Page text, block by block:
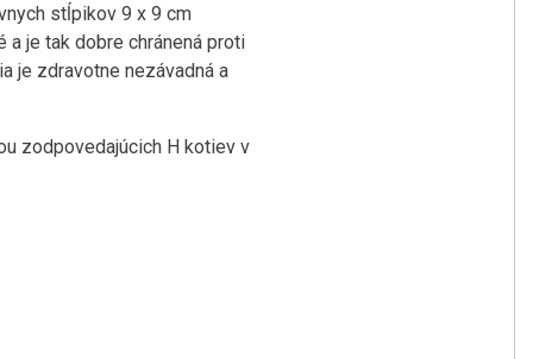
stĺpikov 9 x 9 cm
je tak dobre chránená proti
je zdravotne nezávadná a
zodpovedajúcich H kotiev v